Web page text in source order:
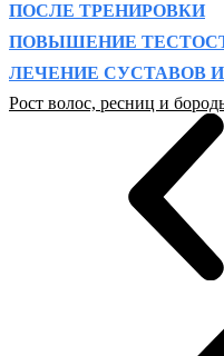
ПОСЛЕ ТРЕНИРОВКИ
ПОВЫШЕНИЕ
ЛЕЧЕНИЕ СУСТАВОВ
Рост волос, ресниц и